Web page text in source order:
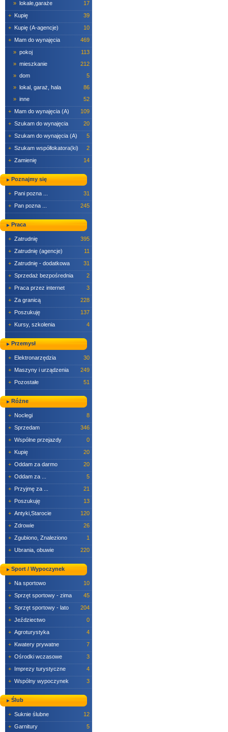
» lokale,garaże
17
+ Kupię
39
+ Kupię (A-agencje)
10
+ Mam do wynajęcia
469
» pokoj
113
» mieszkanie
212
» dom
5
» lokal, garaż, hala
86
» inne
52
+ Mam do wynajęcia (A)
109
+ Szukam do wynajęcia
20
+ Szukam do wynajęcia (A)
5
+ Szukam współlokatora(ki)
2
+ Zamienię 14
Poznajmy się
+ Pani pozna ...
31
+ Pan pozna ... 245
Praca
+ Zatrudnię
395
+ Zatrudnię (agencje)
11
+ Zatrudnię - dodatkowa
31
+ Sprzedaż bezpośrednia
2
+ Praca przez internet
3
+ Za granicą
228
+ Poszukuję
137
+ Kursy, szkolenia 4
Przemysł
+ Elektronarzędzia
30
+ Maszyny i urządzenia
249
+ Pozostałe 51
Różne
+ Noclegi
8
+ Sprzedam
346
+ Wspólne przejazdy
0
+ Kupię
20
+ Oddam za darmo
20
+ Oddam za ...
5
+ Przyjmę za ...
21
+ Poszukuję
13
+ Antyki,Starocie
120
+ Zdrowie
26
+ Zgubiono, Znaleziono
1
+ Ubrania, obuwie 220
Sport / Wypoczynek
+ Na sportowo
10
+ Sprzęt sportowy - zima
45
+ Sprzęt sportowy - lato
204
+ Jeździectwo
0
+ Agroturystyka
4
+ Kwatery prywatne
7
+ Ośrodki wczasowe
3
+ Imprezy turystyczne
4
+ Wspólny wypoczynek 3
Ślub
+ Suknie ślubne
12
+ Garnitury
5